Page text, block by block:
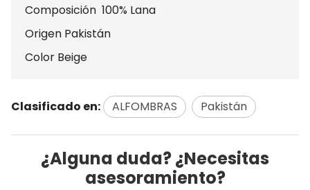
Composición 100% Lana
Origen Pakistán
Color Beige
Clasificado en: ALFOMBRAS Pakistán
¿Alguna duda? ¿Necesitas
asesoramiento?